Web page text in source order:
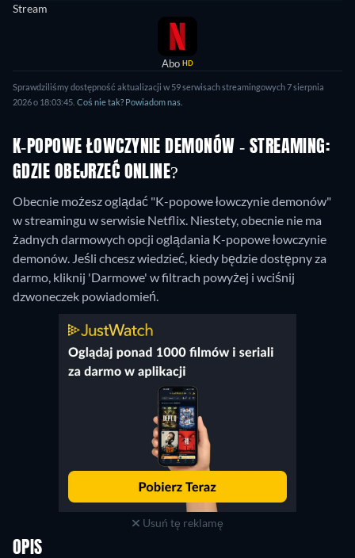
Stream
Abo HD
Sprawdziliśmy dostępność aktualizacji w 59 serwisach streamingowych 7 sierpnia
2026 o 18:03:45. Coś nie tak? Powiadom nas.
K-POPOWE ŁOWCZYNIE DEMONÓW - STREAMING:
GDZIE OBEJRZEĆ ONLINE?
Obecnie możesz oglądać "K-popowe łowczynie demonów"
w streamingu w serwisie Netflix. Niestety, obecnie nie ma
żadnych darmowych opcji oglądania K-popowe łowczynie
demonów. Jeśli chcesz wiedzieć, kiedy będzie dostępny za
darmo, kliknij 'Darmowe' w filtrach powyżej i wciśnij
dzwoneczek powiadomień.
Usuń tę reklamę
OPIS